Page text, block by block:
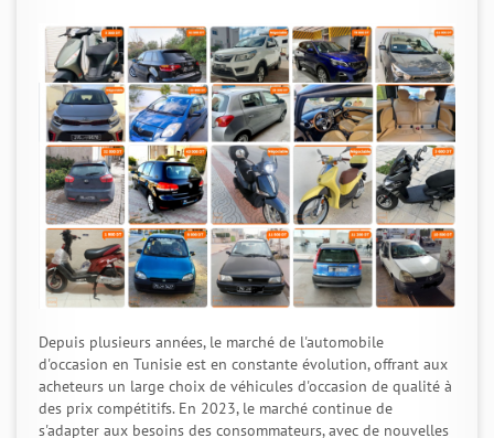
Depuis plusieurs années, le marché de l'automobile
d'occasion en Tunisie est en constante évolution, offrant aux
acheteurs un large choix de véhicules d'occasion de qualité à
des prix compétitifs. En 2023, le marché continue de
s'adapter aux besoins des consommateurs, avec de nouvelles